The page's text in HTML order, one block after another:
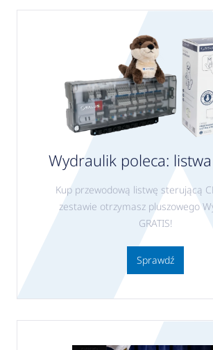
Wydraulik poleca:
Kup przewodową listwę sterującą
zestawie otrzymasz pluszowego
GRATIS!
Sprawdź